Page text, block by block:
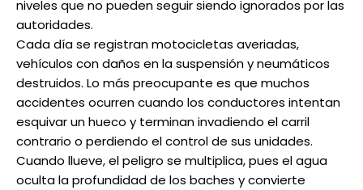
niveles que no pueden seguir siendo ignorados por las
autoridades.
Cada día se registran motocicletas averiadas,
vehículos con daños en la suspensión y neumáticos
destruidos. Lo más preocupante es que muchos
accidentes ocurren cuando los conductores intentan
esquivar un hueco y terminan invadiendo el carril
contrario o perdiendo el control de sus unidades.
Cuando llueve, el peligro se multiplica, pues el agua
oculta la profundidad de los baches y convierte